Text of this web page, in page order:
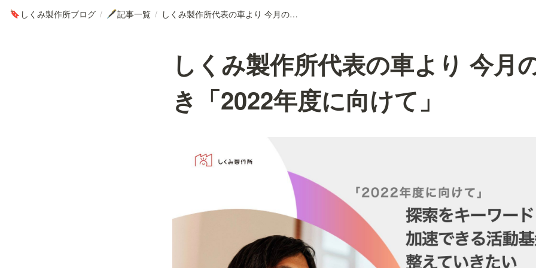
🔖 しくみ製作所ブログ / 🖋記事一覧 / しくみ製作所代表の車より 今月のつぶやき「2022年度に向けて」
しくみ製作所代表の車より 今月
き「2022年度に向けて」